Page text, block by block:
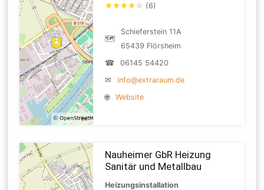
★★★★ ☆ (6)
🗺
Schieferstein 11A
65439 Flörsheim
☎
06145 54420
✉
info@extraraum.de
🌐
Website
Nauheimer GbR Heizung
Sanitär und Metallbau
Heizungsinstallation